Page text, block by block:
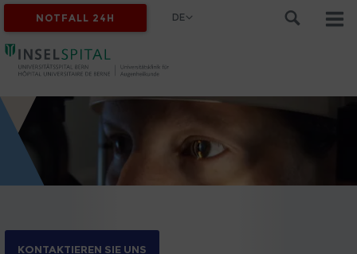
NOTFALL 24H DE
KONTAKTIEREN SIE UNS